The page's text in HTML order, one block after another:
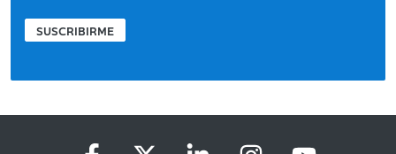
SUSCRIBIRME